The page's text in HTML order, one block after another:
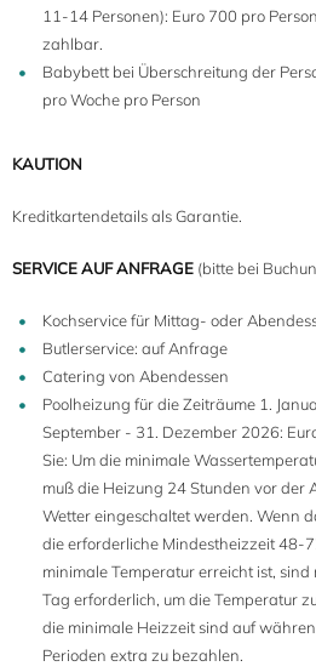
11-14 Personen): Euro 700 pro
zahlbar.
Babybett bei Überschreitung der
pro Woche pro Person
KAUTION
Kreditkartendetails als Garantie.
SERVICE AUF ANFRAGE (bitte bei
Kochservice für Mittag- oder
Butlerservice: auf Anfrage
Catering von Abendessen
Poolheizung für die Zeiträume 1.
September - 31. Dezember 2026:
Sie: Um die minimale
muß die Heizung 24 Stunden vor der
Wetter eingeschaltet werden. Wenn
die erforderliche Mindestheizzeit 48-
minimale Temperatur erreicht ist,
Tag erforderlich, um die Temperatur
die minimale Heizzeit sind auf
Perioden extra zu bezahlen.